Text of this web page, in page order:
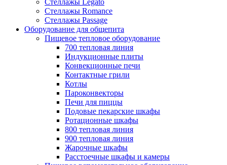
Стеллажы Romance
Стеллажы Passage
Оборудование для общепита
Пищевое тепловое оборудование
700 тепловая линия
Индукционные плиты
Конвекционные печи
Контактные грили
Котлы
Пароконвекторы
Печи для пиццы
Подовые пекарские шкафы
Ротационные шкафы
800 тепловая линия
900 тепловая линия
Жарочные шкафы
Расстоечные шкафы и камеры